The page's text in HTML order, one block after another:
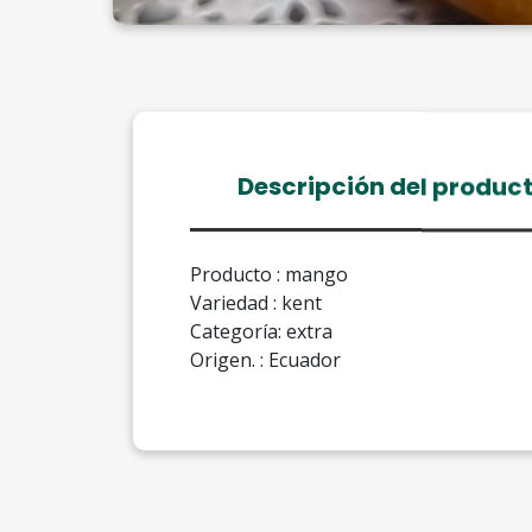
Descripción del
Producto : mango
Variedad : kent
Categoría: extra
Origen. : Ecuador